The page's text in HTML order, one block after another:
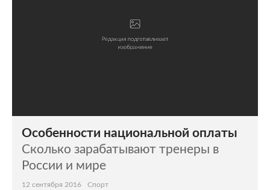
Особенности национальной оплаты
Сколько зарабатывают тренеры в
России и мире
12 сентября 2016 Спорт